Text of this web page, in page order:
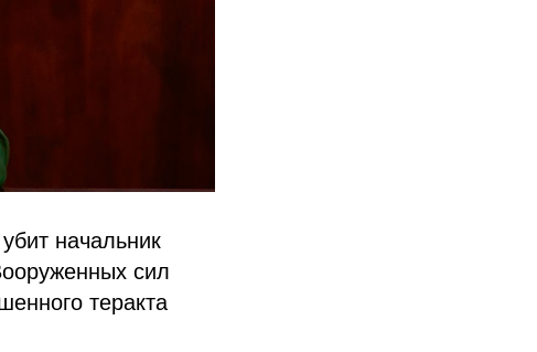
начальник
сил
теракта